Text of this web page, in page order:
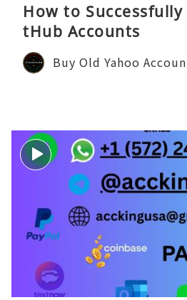
How to
tHub Accounts
Buy Old Yahoo Accoun